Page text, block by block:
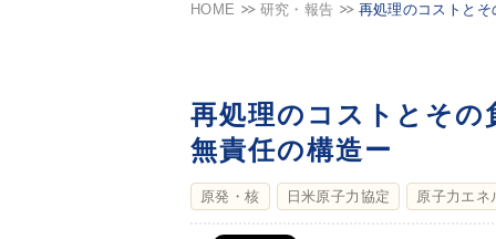
HOME 研究・報告 再処理のコストと
再処理のコストとそ
無責任の構造ー
原発・核 日米原子力協定 原子力エネ